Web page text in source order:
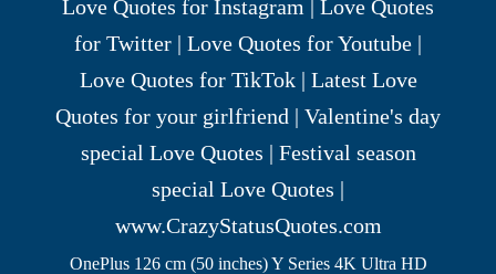
OnePlus 126 cm (50 inches) Y Series 4K Ultra HD